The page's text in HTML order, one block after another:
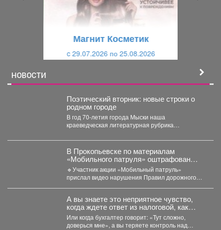
Магнит Косметик
c 29.07.2026 по 25.08.2026
НОВОСТИ
Поэтический вторник: новые строки о
родном городе
В год 70-летия города Мыски наша
краеведческая литературная рубрика
читателей с...
В Прокопьевске по материалам
«Мобильного патруля» оштрафован
автомобилист, который дважды
нарушил ПДД
🔹Участник акции «Мобильный патруль»
прислал видео нарушения Правил дорожного
А вы знаете это неприятное чувство,
когда ждете ответ из налоговой, как
приговор?
Или когда бухгалтер говорит: «Тут сложно,
доверься мне», а вы теряете контроль над